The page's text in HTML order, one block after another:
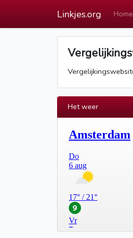
Linkjes.org Home
Het weer